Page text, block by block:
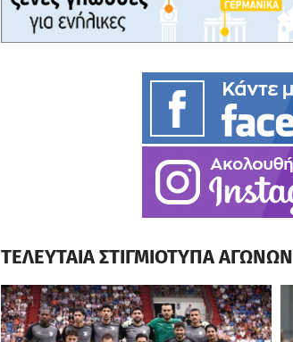
ΤΕΛΕΥΤΑΙΑ ΣΤΙΓΜΙΟΤΥΠΑ ΑΓΩΝΩΝ